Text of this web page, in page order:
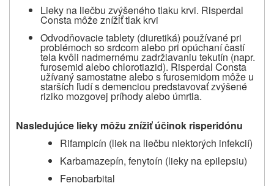
Lieky na liečbu zvýšeného tlaku krvi. Risperdal
Consta môže znížiť tlak krvi
Odvodňovacie tablety (diuretiká) používané pri
problémoch so srdcom alebo pri opúchaní častí
tela kvôli nadmernému zadržiavaniu tekutín (napr.
furosemid alebo chlorotiazid). Risperdal Consta
užívaný samostatne alebo s furosemidom môže u
starších ľudí s demenciou predstavovať zvýšené
riziko mozgovej príhody alebo úmrtia.
Nasledujúce lieky môžu znížiť účinok risperidónu
Rifampicín (liek na liečbu niektorých infekcií)
Karbamazepín, fenytoín (lieky na epilepsiu)
Fenobarbital